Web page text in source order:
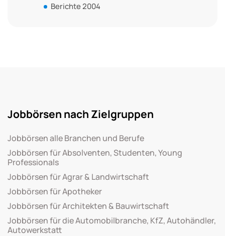
Berichte 2004
Jobbörsen nach Zielgruppen
Jobbörsen alle Branchen und Berufe
Jobbörsen für Absolventen, Studenten, Young
Professionals
Jobbörsen für Agrar & Landwirtschaft
Jobbörsen für Apotheker
Jobbörsen für Architekten & Bauwirtschaft
Jobbörsen für die Automobilbranche, KfZ, Autohändler,
Autowerkstatt